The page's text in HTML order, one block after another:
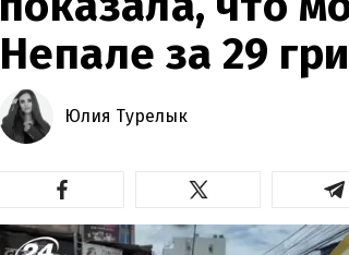
Непале за 29
Юлия Турелык